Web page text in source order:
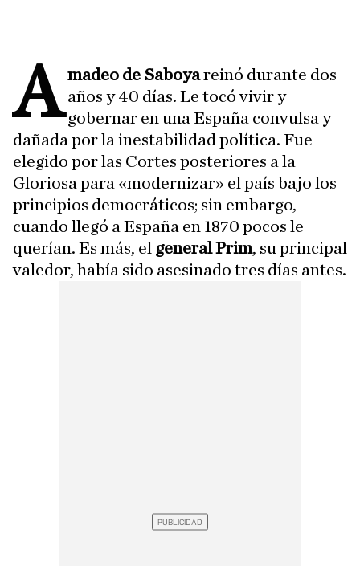
A madeo de Saboyareinó durante dos
años y 40 días. Le tocó vivir y
gobernar en una España convulsa y
dañada por la inestabilidad política. Fue
elegido por las Cortes posteriores a la
Gloriosa para «modernizar» el país bajo los
principios democráticos; sin embargo,
cuando llegó a España en 1870 pocos le
querían. Es más, el general Prim, su principal
valedor, había sido asesinado tres días antes.